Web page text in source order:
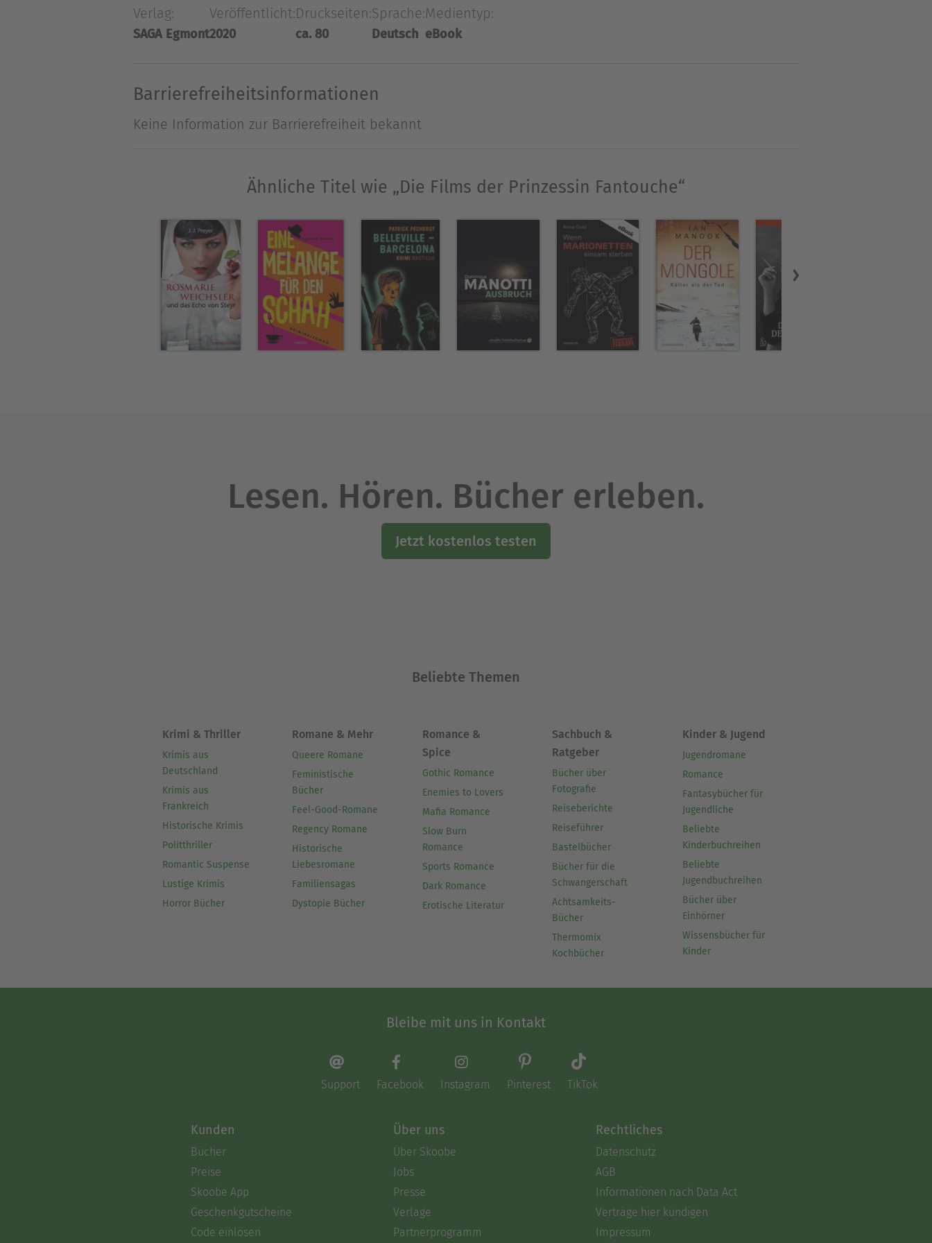
weltberühmt machen.
Verlag:
SAGA Egmont
Veröffentlicht:
2020
Druckseiten:
ca. 80
Sprache:
Deutsch
Medientyp:
eBook
Barrierefreiheitsinformationen
Keine Information zur Barrierefreiheit bekannt
Ähnliche Titel wie „Die Films der Prinzessin Fantouche“
Lesen. Hören. Bücher erleben.
Jetzt kostenlos testen
Beliebte Themen
Krimi & Thriller
Krimis aus
Deutschland
Krimis aus
Frankreich
Historische Krimis
Politthriller
Romantic Suspense
Lustige Krimis
Horror Bücher
Romane & Mehr
Queere Romane
Feministische
Bücher
Feel-Good-Romane
Regency Romane
Historische
Liebesromane
Familiensagas
Dystopie Bücher
Romance &
Spice
Gothic Romance
Enemies to Lovers
Mafia Romance
Slow Burn
Romance
Sports Romance
Dark Romance
Erotische Literatur
Sachbuch &
Ratgeber
Bücher über
Fotografie
Reiseberichte
Reiseführer
Bastelbücher
Bücher für die
Schwangerschaft
Achtsamkeits-
Bücher
Thermomix
Kochbücher
Kinder & Jugend
Jugendromane
Romance
Fantasybücher für
Jugendliche
Beliebte
Kinderbuchreihen
Beliebte
Jugendbuchreihen
Bücher über
Einhörner
Wissensbücher für
Kinder
Bleibe mit uns in Kontakt
Support Facebook Instagram Pinterest TikTok
Kunden
Bücher
Preise
Skoobe App
Geschenkgutscheine
Code einlösen
Über uns
Über Skoobe
Jobs
Presse
Verlage
Partnerprogramm
Rechtliches
Datenschutz
AGB
Informationen nach Data Act
Verträge hier kündigen
Impressum